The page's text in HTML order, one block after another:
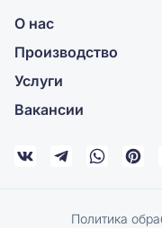
О нас
Производство
Услуги
Вакансии
Политика